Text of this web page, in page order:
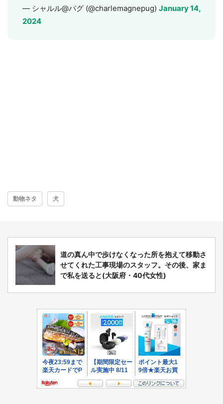
都道府選択
— シャルル@パグ (@charlemagnepug) January 14,
2024
動物ネタ 犬
道の真ん中で歩けなくなった所を抱えて移動さ
せてくれた工事現場のスタッフ。その後、家ま
で私を送ると(大阪府・40代女性)